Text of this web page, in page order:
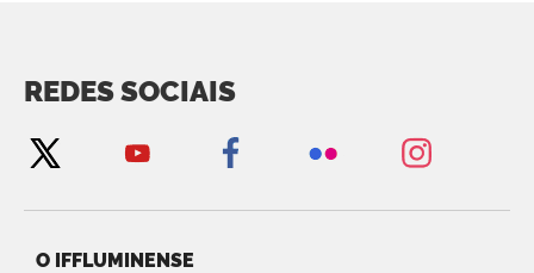
REDES SOCIAIS
O IFFLUMINENSE